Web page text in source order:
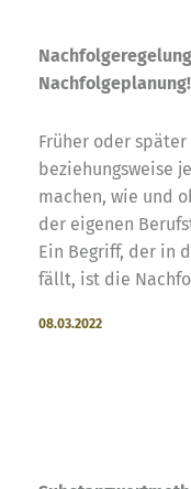
Nachfolgeplanung!
Früher oder
beziehungsweise
machen, wie und
der eigenen
Ein Begriff, der in
fällt, ist die
08.03.2022